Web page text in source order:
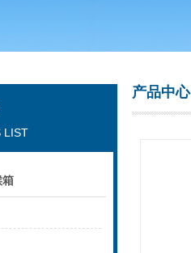
公司
箱
产品中心